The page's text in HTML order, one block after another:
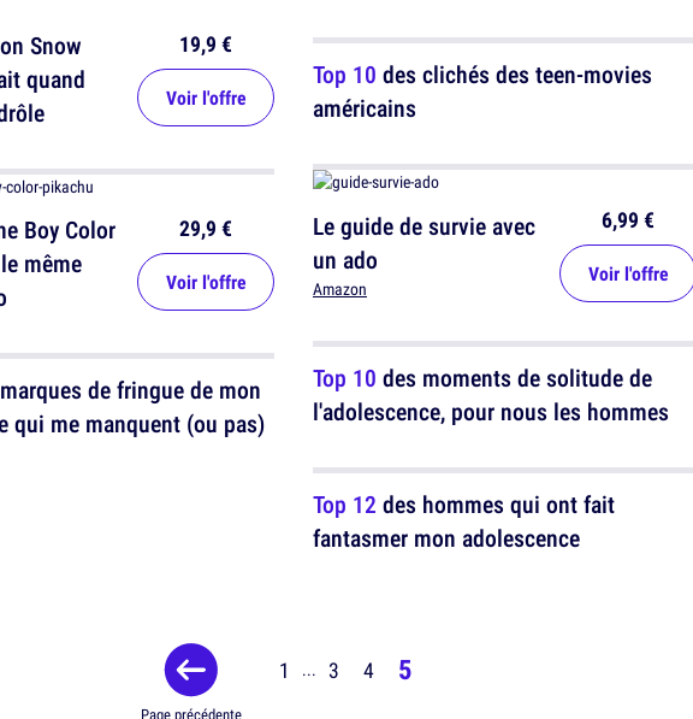
Snow
quand
19,9 €
Voir l'offre
Boy Color
même
29,9 €
Voir l'offre
de fringue de mon
qui me manquent (ou pas)
Top 10 des clichés des teen-movies
américains
Le guide de survie avec
un ado
Amazon
6,99 €
Voir l'offre
Top 10 des moments de solitude de
l'adolescence, pour nous les hommes
Top 12 des hommes qui ont fait
fantasmer mon adolescence
1 ... 3 4 5